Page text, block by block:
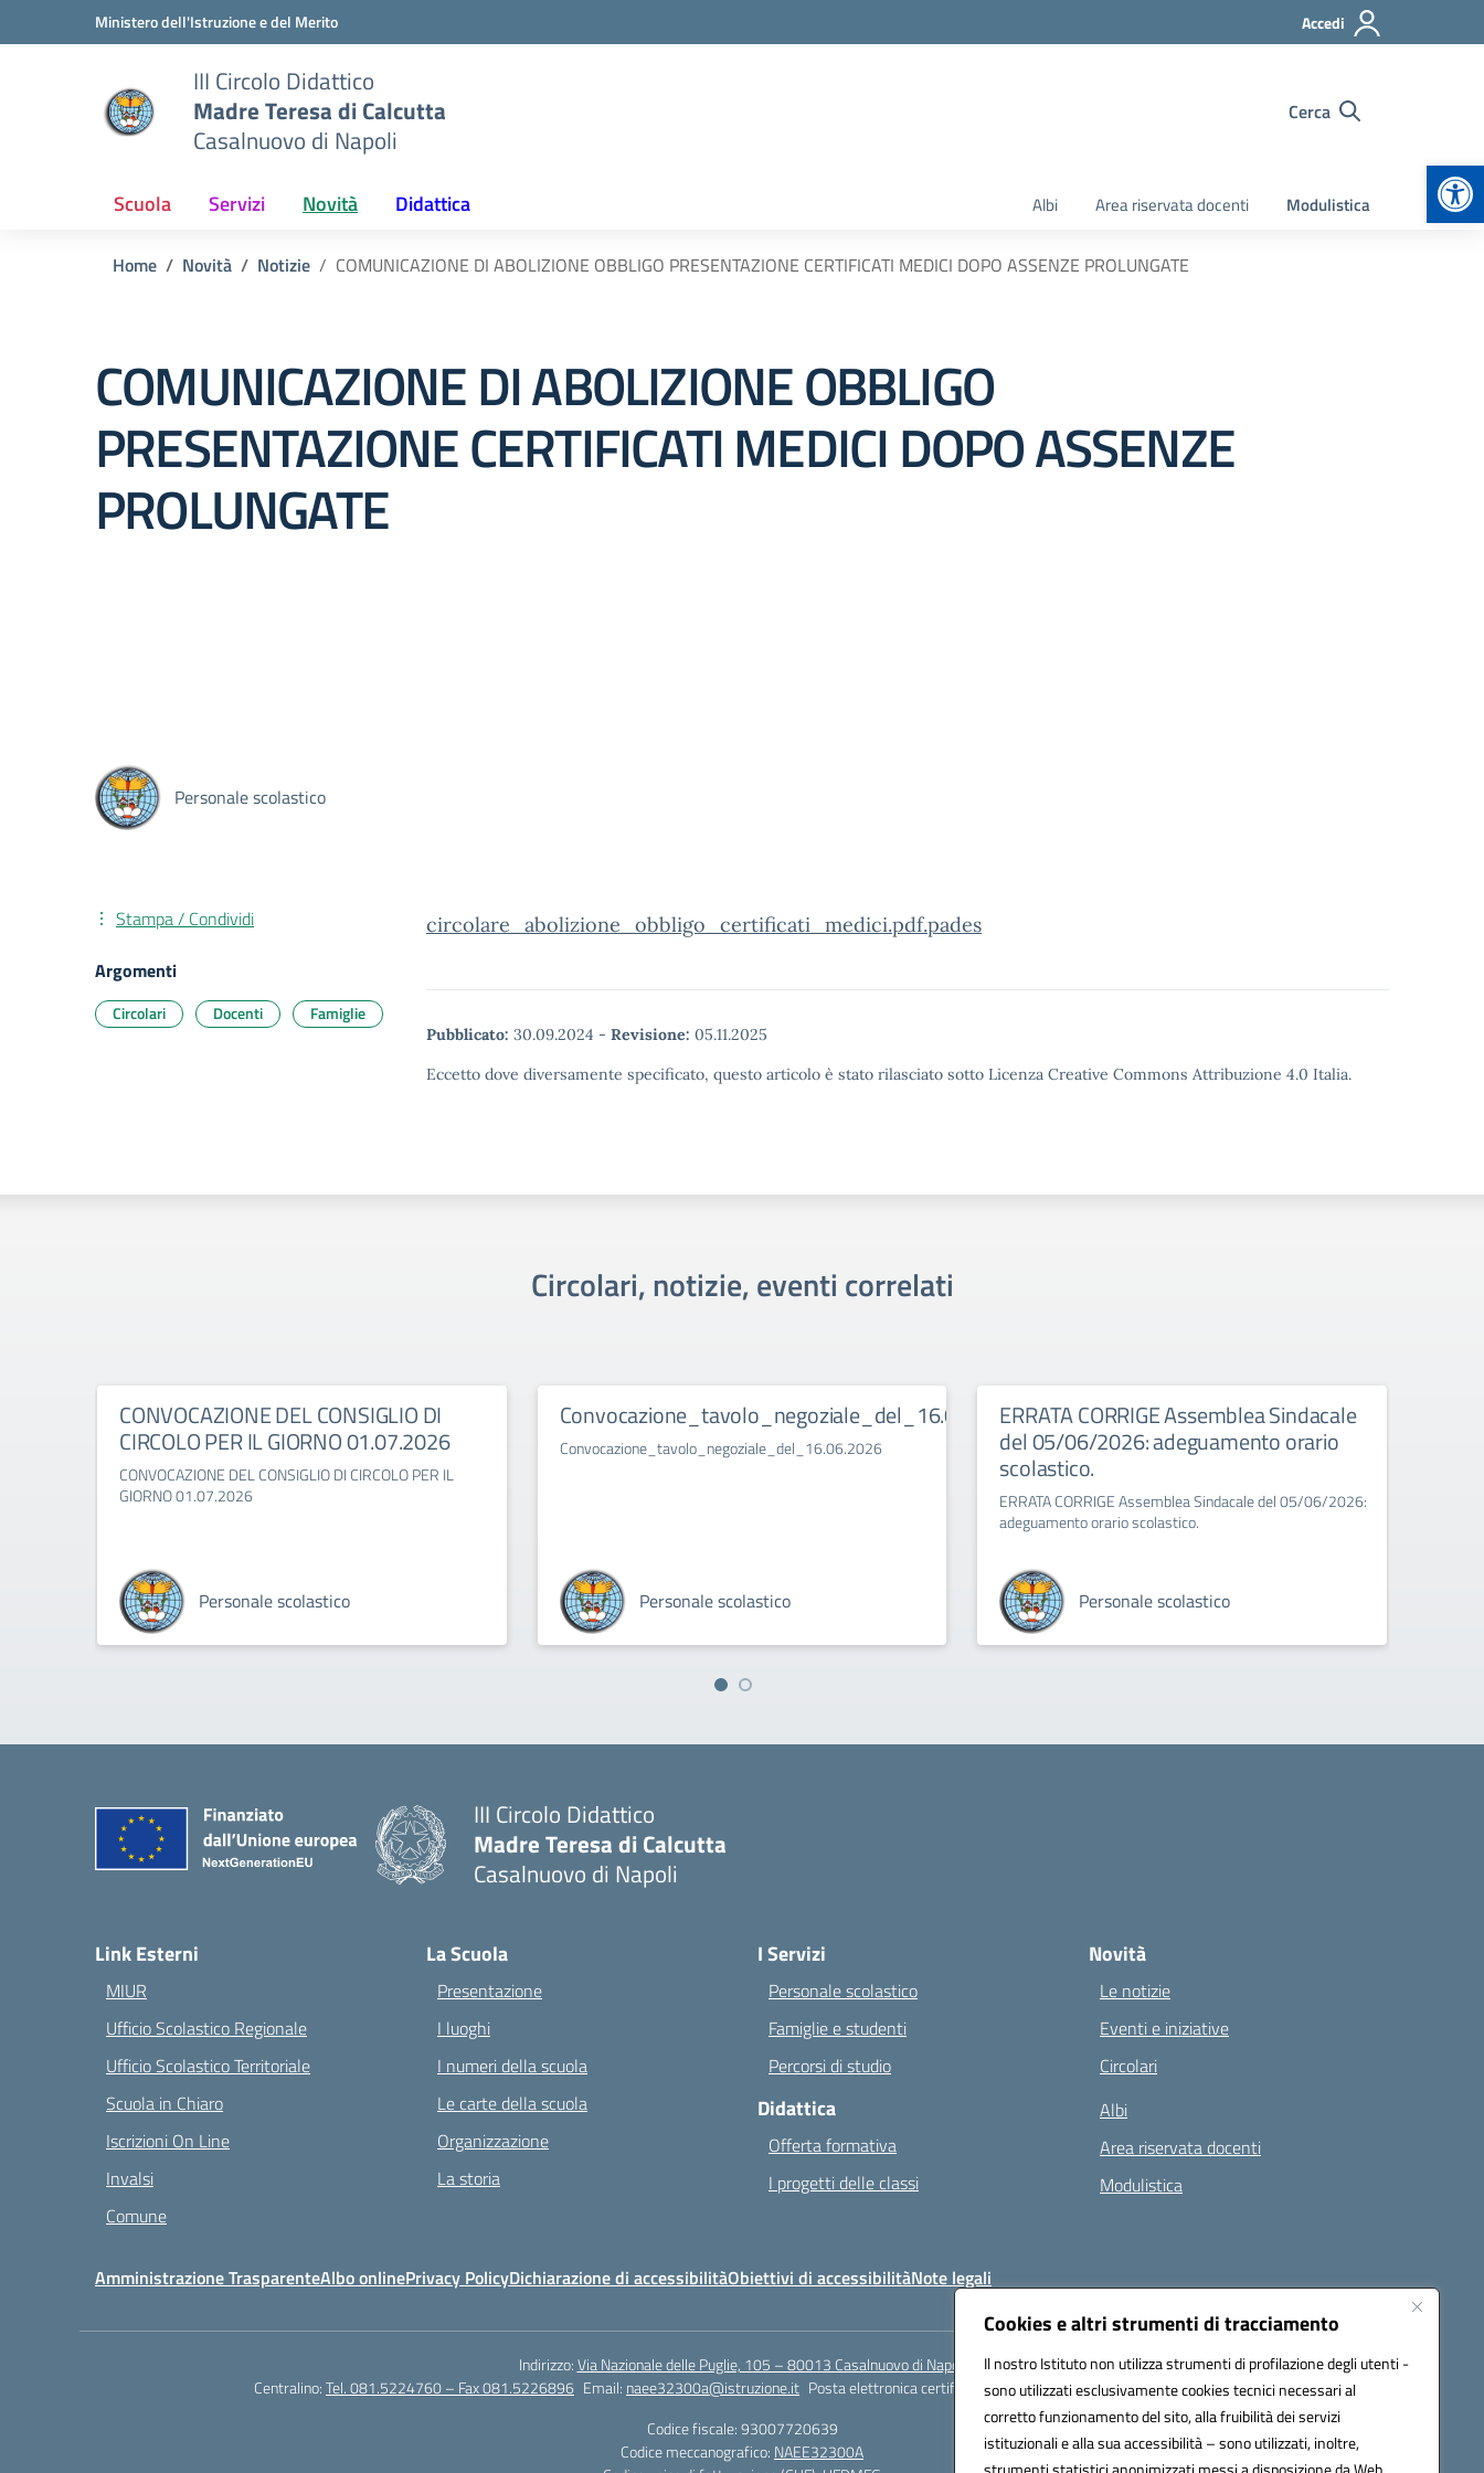
Cookies e altri strumenti di tracciamento
Il nostro Istituto non utilizza strumenti di profilazione degli utenti -
sono utilizzati esclusivamente cookies tecnici necessari al
corretto funzionamento del sito, alla fruibilità dei servizi
istituzionali e alla sua accessibilità – sono utilizzati, inoltre,
Vai ai contenuti
Vai al menu di navigazioneMinistero dell'Istruzione e del Merito Accedi
III Circolo Didattico
Madre Teresa di Calcutta
Casalnuovo di Napoli
Cerca
Scuola Servizi Novità Didattica Albi Area riservata docenti Modulistica
Home Novità Notizie COMUNICAZIONE DI ABOLIZIONE OBBLIGO PRESENTAZIONE CERTIFICATI MEDICI DOPO ASSENZE PROLUNGATE
COMUNICAZIONE DI ABOLIZIONE OBBLIGO
PRESENTAZIONE CERTIFICATI MEDICI DOPO ASSENZE
PROLUNGATE
Personale scolastico
circolare_abolizione_obbligo_certificati_medici.pdf.pades
Pubblicato: 30.09.2024 - Revisione: 05.11.2025
Eccetto dove diversamente specificato, questo articolo è stato rilasciato sotto Licenza Creative Commons Attribuzione 4.0 Italia.
Stampa / Condividi
Argomenti
Circolari Docenti Famiglie
Circolari, notizie, eventi correlati
CONVOCAZIONE DEL CONSIGLIO DI
CIRCOLO PER IL GIORNO 01.07.2026
CONVOCAZIONE DEL CONSIGLIO DI CIRCOLO PER IL
GIORNO 01.07.2026
Personale scolastico
Convocazione_tavolo_negoziale_del_16.06.2026
Convocazione_tavolo_negoziale_del_16.06.2026
Personale scolastico
ERRATA CORRIGE Assemblea Sindacale
del 05/06/2026: adeguamento orario
scolastico.
ERRATA CORRIGE Assemblea Sindacale del 05/06/2026:
adeguamento orario scolastico.
Personale scolastico
III Circolo Didattico
Madre Teresa di Calcutta
Casalnuovo di Napoli
Link Esterni
MIUR
Ufficio Scolastico Regionale
Ufficio Scolastico Territoriale
Scuola in Chiaro
Iscrizioni On Line
Invalsi
Comune
La Scuola
Presentazione
I luoghi
I numeri della scuola
Le carte della scuola
Organizzazione
La storia
I Servizi
Personale scolastico
Famiglie e studenti
Percorsi di studio
Didattica
Offerta formativa
I progetti delle classi
Novità
Le notizie
Eventi e iniziative
Circolari
Albi
Area riservata docenti
Modulistica
Amministrazione TrasparenteAlbo onlinePrivacy PolicyDichiarazione di accessibilitàObiettivi di accessibilitàNote legali
Indirizzo:Via Nazionale delle Puglie, 105 – 80013 Casalnuovo di Napoli
Centralino:Tel. 081.5224760 – Fax 081.5226896 Email: naee32300a@istruzione.it Posta elettronica certificata (PEC):naee32300a@pec.istruzione.it
Codice fiscale: 93007720639
Codice meccanografico: NAEE32300A